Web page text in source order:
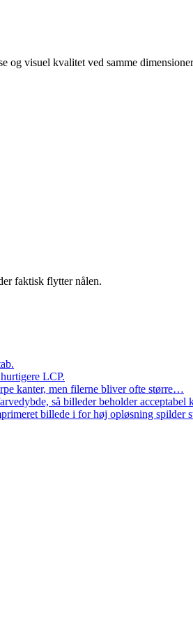
og visuel kvalitet ved samme
faktisk flytter nålen.
LCP.
kanter, men filerne bliver ofte større…
så billeder beholder
billede i for høj opløsning spilder